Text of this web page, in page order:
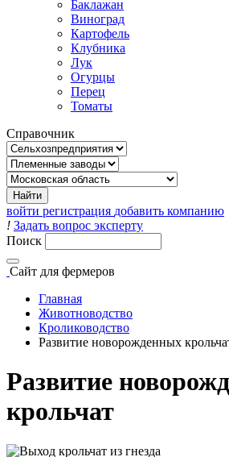
Баклажан
Виноград
Картофель
Клубника
Лук
Огурцы
Перец
Томаты
Справочник
войти регистрация добавить компанию
! Задать вопрос эксперту
Поиск
Сайт для фермеров
Главная
Животноводство
Кролиководство
Развитие новорожденных
Развитие
крольчат